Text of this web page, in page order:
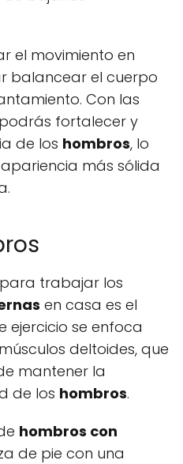
el movimiento en
balancear el cuerpo
Con las
fortalecer y
de los hombros, lo
más sólida
trabajar los
en casa es el
ejercicio se enfoca
deltoides, que
mantener la
de los hombros.
hombros con
de pie con una